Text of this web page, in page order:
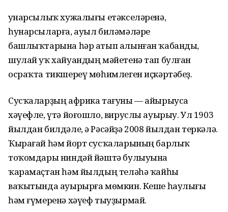
Һунарсылыҡ хужалығы етәкселәренә,
һунарсыларға, ауыл биләмәләре
башлыҡтарына һәр атып алынған ҡабанды,
шулай уҡ хайуандың мәйетенә тап булған
осраҡта тикшереү мөһимлеген иҫкәртәбеҙ.
Сусҡаларҙың африка тағуны — айырыуса
хәүефле, үтә йоғошло, вируслы ауырыу. Ул 1903
йылдан билдәле, ә Рәсәйҙә 2008 йылдан теркәлә.
Ҡырағай һәм йорт сусҡаларының барлыҡ
тоҡомдары ниндәй йәштә булыуына
ҡарамаҫтан һәм йылдың теләһә ҡайһы
ваҡытында ауырырға мөмкин. Кеше һаулығы
һәм ғүмеренә хәүеф тыуҙырмай.